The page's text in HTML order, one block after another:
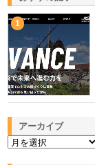
1
アーカイブ